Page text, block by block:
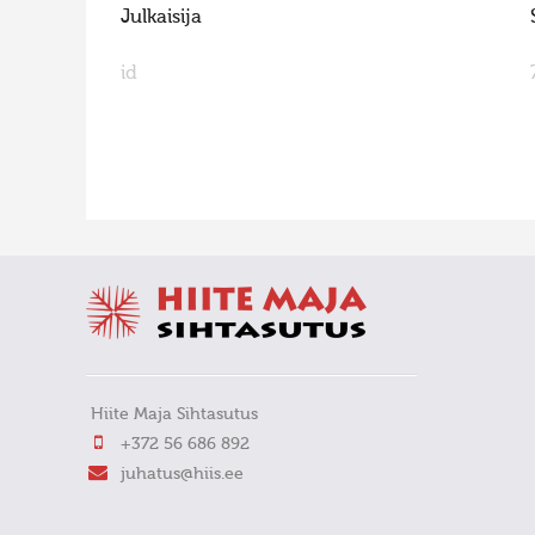
Julkaisija
id
Hiite Maja Sihtasutus
+372 56 686 892
juhatus@hiis.ee